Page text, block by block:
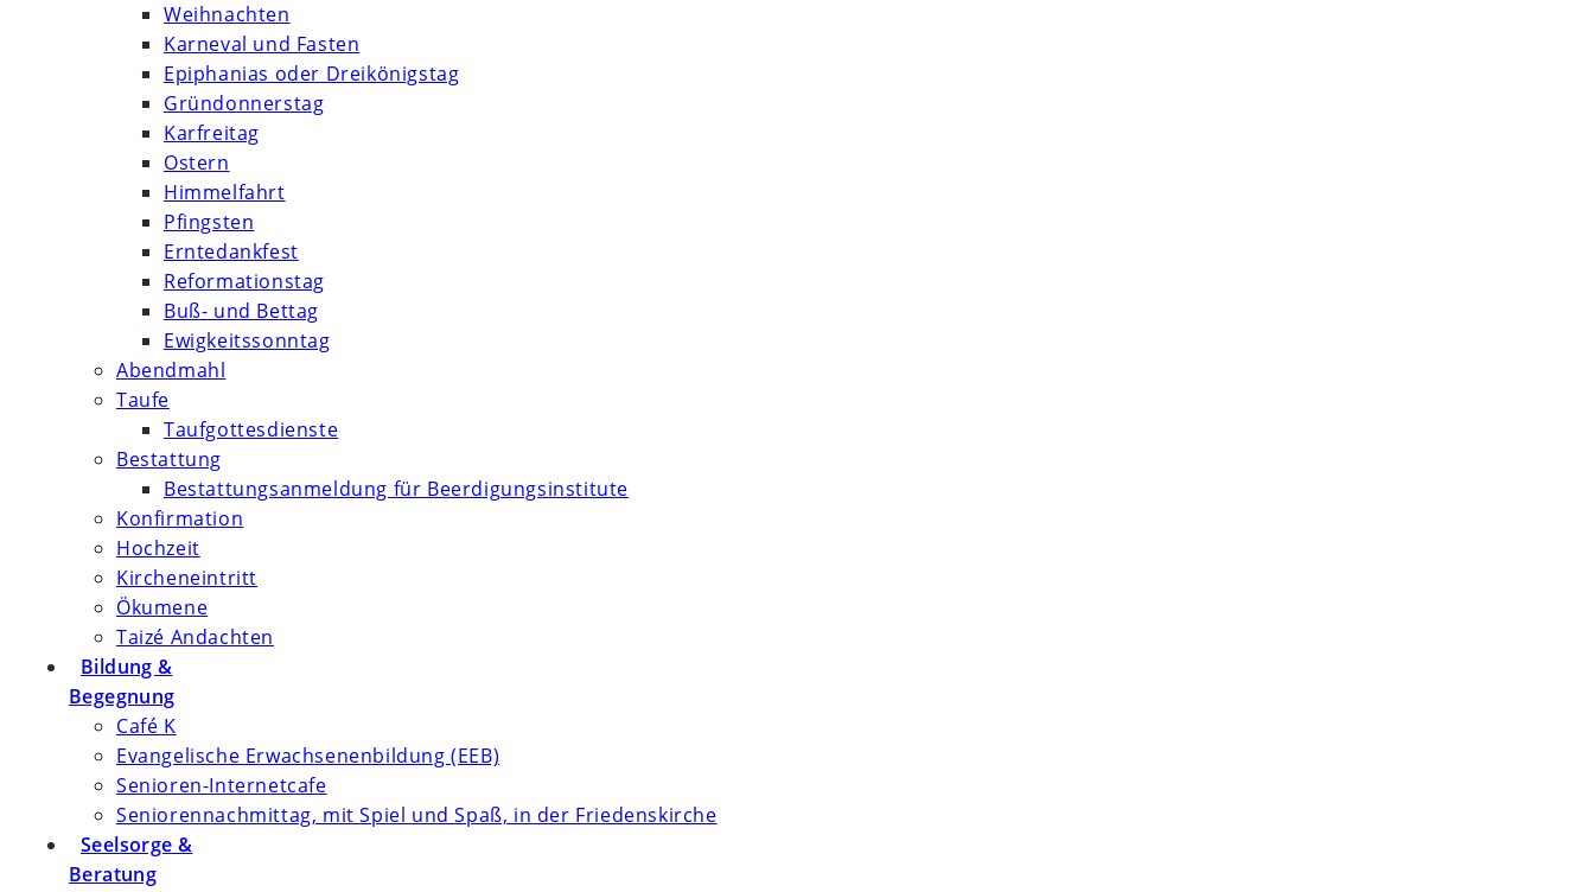
Weihnachten
Karneval und Fasten
Epiphanias oder Dreikönigstag
Gründonnerstag
Karfreitag
Ostern
Himmelfahrt
Pfingsten
Erntedankfest
Reformationstag
Buß- und Bettag
Ewigkeitssonntag
Abendmahl
Taufe
Taufgottesdienste
Bestattung
Bestattungsanmeldung für Beerdigungsinstitute
Konfirmation
Hochzeit
Kircheneintritt
Ökumene
Taizé Andachten
Bildung &
Begegnung
Café K
Evangelische Erwachsenenbildung (EEB)
Senioren-Internetcafe
Seniorennachmittag, mit Spiel und Spaß, in der Friedenskirche
Seelsorge &
Beratung